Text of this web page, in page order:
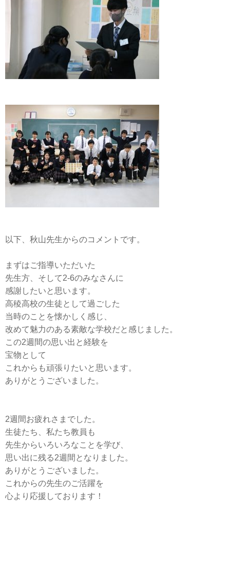
以下、秋山先生からのコメントです。
まずはご指導いただいた
先生方、そして2-6のみなさんに
感謝したいと思います。
高稜高校の生徒として過ごした
当時のことを懐かしく感じ、
改めて魅力のある素敵な学校だと感じました。
この2週間の思い出と経験を
宝物として
これからも頑張りたいと思います。
ありがとうございました。
2週間お疲れさまでした。
生徒たち、私たち教員も
先生からいろいろなことを学び、
思い出に残る2週間となりました。
ありがとうございました。
これからの先生のご活躍を
心より応援しております！